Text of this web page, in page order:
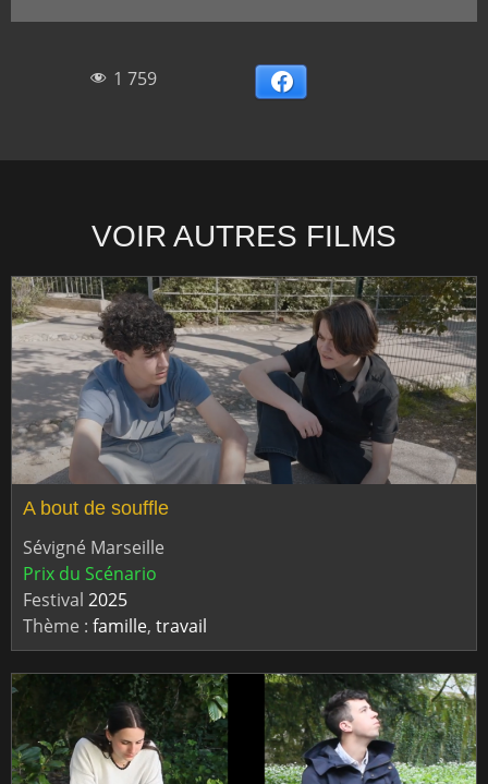
1 759
VOIR AUTRES FILMS
A bout de souffle
Sévigné Marseille
Prix du Scénario
Festival 2025
Thème : famille, travail